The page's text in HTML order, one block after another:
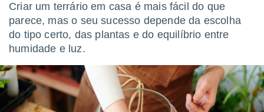
a este
das
e
forma
digital
Criar um terrário em casa é mais fácil do que
parece, mas o seu sucesso depende da escolha
do tipo certo, das plantas e do equilíbrio entre
humidade e luz.